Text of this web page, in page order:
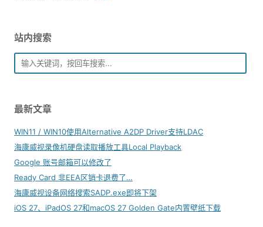
站内搜索
最新文章
WIN11 / WIN10使用Alternative A2DP Driver支持LDAC
海康威视录像机硬盘读取播放工具Local Playback
Google 账号邮箱可以修改了
Ready Card 非EEA区销卡退费了…
海康威视设备网络搜索SADP.exe即将下架
iOS 27、iPadOS 27和macOS 27 Golden Gate内置壁纸下载